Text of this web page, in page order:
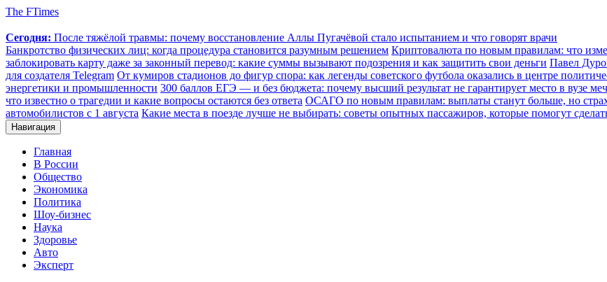
The FTimes
Сегодня: После тяжёлой травмы: почему восстановление Аллы Пугачёвой стало испытанием и что говорят врачи
Банкротство физических лиц: когда процедура становится разумным решением Криптовалюта по новым правилам: что
заблокировать карту даже за законный перевод: какие суммы вызывают подозрения и как защитить свои деньги Павел
для создателя Telegram От кумиров стадионов до фигур спора: как легенды советского футбола оказались в центре
энергетики и промышленности 300 баллов ЕГЭ — и без бюджета: почему высший результат не гарантирует место в вузе
что известно о трагедии и какие вопросы остаются без ответа ОСАГО по новым правилам: выплаты станут больше, но
автомобилистов с 1 августа Какие места в поезде лучше не выбирать: советы опытных пассажиров, которые помогут
Навигация
Главная
В России
Общество
Экономика
Политика
Шоу-бизнес
Наука
Здоровье
Авто
Эксперт